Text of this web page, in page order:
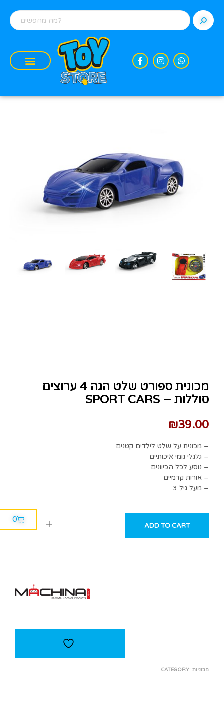
0
מכונית ספורט שלט הגה 4 ערוצים
SPORT CARS – סוללות
₪39.00
מכונית על שלט לילדים קטנים –
גלגלי גומי איכותיים –
נוסע לכל הכיוונים –
אורות קדמיים –
מעל גיל 3 –
ADD TO CART
CATEGORY: מכוניות